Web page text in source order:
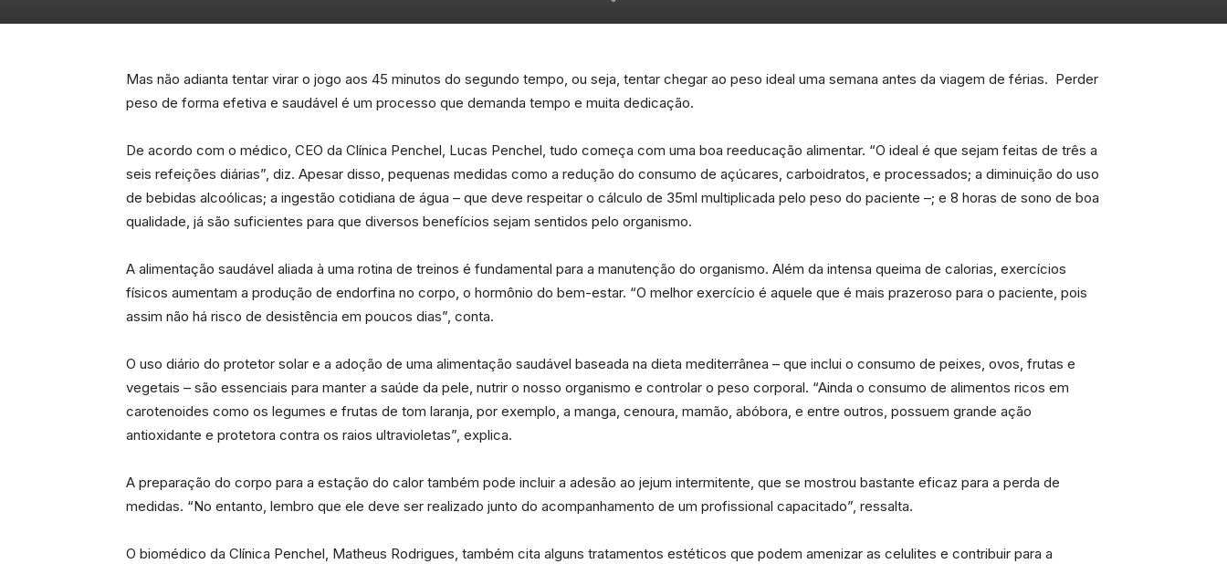
da
Granja
Região
Mas não adianta tentar virar o jogo aos 45 minutos do segundo tempo, ou seja, tentar chegar ao peso ideal uma semana antes da viagem de férias. Perder
peso de forma efetiva e saudável é um processo que demanda tempo e muita dedicação.
De acordo com o médico, CEO da Clínica Penchel, Lucas Penchel, tudo começa com uma boa reeducação alimentar. “O ideal é que sejam feitas de três a
seis refeições diárias”, diz. Apesar disso, pequenas medidas como a redução do consumo de açúcares, carboidratos, e processados; a diminuição do uso
de bebidas alcoólicas; a ingestão cotidiana de água – que deve respeitar o cálculo de 35ml multiplicada pelo peso do paciente –; e 8 horas de sono de boa
qualidade, já são suficientes para que diversos benefícios sejam sentidos pelo organismo.
A alimentação saudável aliada à uma rotina de treinos é fundamental para a manutenção do organismo. Além da intensa queima de calorias, exercícios
físicos aumentam a produção de endorfina no corpo, o hormônio do bem-estar. “O melhor exercício é aquele que é mais prazeroso para o paciente, pois
assim não há risco de desistência em poucos dias”, conta.
O uso diário do protetor solar e a adoção de uma alimentação saudável baseada na dieta mediterrânea – que inclui o consumo de peixes, ovos, frutas e
vegetais – são essenciais para manter a saúde da pele, nutrir o nosso organismo e controlar o peso corporal. “Ainda o consumo de alimentos ricos em
carotenoides como os legumes e frutas de tom laranja, por exemplo, a manga, cenoura, mamão, abóbora, e entre outros, possuem grande ação
antioxidante e protetora contra os raios ultravioletas”, explica.
A preparação do corpo para a estação do calor também pode incluir a adesão ao jejum intermitente, que se mostrou bastante eficaz para a perda de
medidas. “No entanto, lembro que ele deve ser realizado junto do acompanhamento de um profissional capacitado”, ressalta.
O biomédico da Clínica Penchel, Matheus Rodrigues, também cita alguns tratamentos estéticos que podem amenizar as celulites e contribuir para a